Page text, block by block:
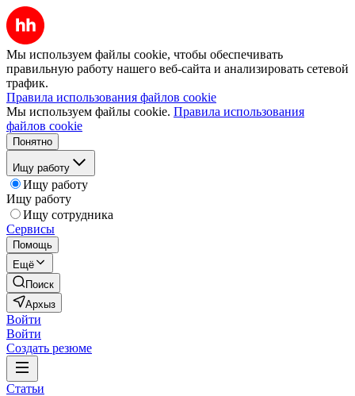
Мы используем файлы cookie, чтобы обеспечивать
правильную работу нашего веб-сайта и анализировать сетевой
трафик.
Правила использования файлов cookie
Мы используем файлы cookie. Правила использования
файлов cookie
Понятно
Ищу работу
Ищу работу
Ищу работу
Ищу сотрудника
Сервисы
Помощь
Ещё
Поиск
Архыз
Войти
Войти
Создать резюме
Статьи